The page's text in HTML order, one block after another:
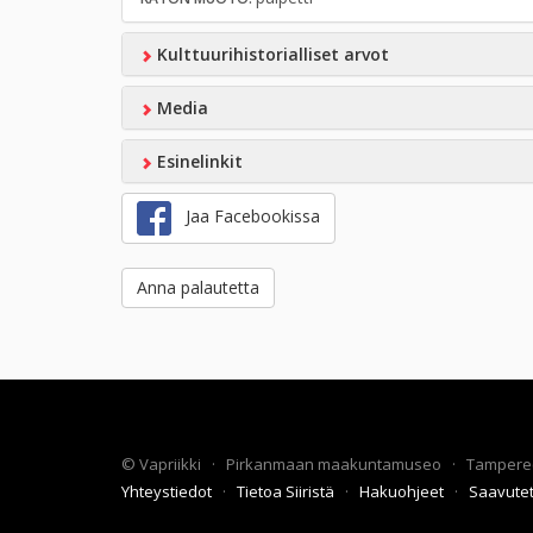
Kulttuurihistorialliset arvot
Media
Esinelinkit
Jaa Facebookissa
Anna palautetta
© Vapriikki · Pirkanmaan maakuntamuseo ·
Yhteystiedot · Tietoa Siiristä · Hakuohjeet ·